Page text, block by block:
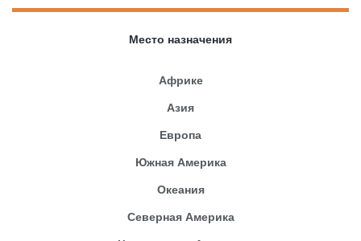
Место назначения
Африке
Азия
Европа
Южная Америка
Океания
Северная Америка